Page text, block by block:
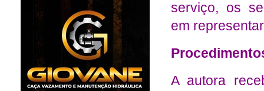
serviço, os
em
A autora